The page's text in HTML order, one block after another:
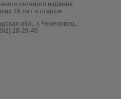
сетевого издания
16 лет и старше
обл., г. Череповец,
28-20-40